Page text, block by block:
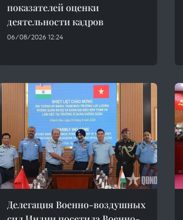
показателей оценки
деятельности кадров
06/08/2026 12:24
Делегация Военно-воздушных